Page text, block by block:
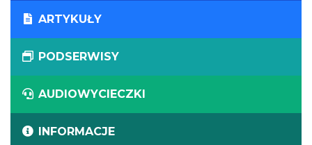
ARTYKUŁY
PODSERWISY
AUDIOWYCIECZKI
INFORMACJE